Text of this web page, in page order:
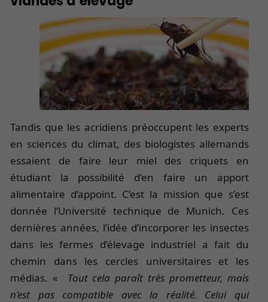
Tandis que les acridiens préoccupent les experts
en sciences du climat, des biologistes allemands
essaient de faire leur miel des criquets en
étudiant la possibilité d’en faire un apport
alimentaire d’appoint. C’est la mission que s’est
donnée l’Université technique de Munich. Ces
dernières années, l’idée d’incorporer les insectes
dans les fermes d’élevage industriel a fait du
chemin dans les cercles universitaires et les
médias. « Tout cela paraît très prometteur, mais
n’est pas compatible avec la réalité. Celui qui